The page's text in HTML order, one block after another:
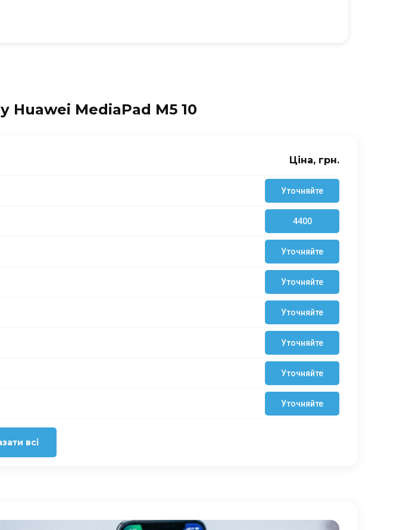
Huawei MediaPad M5 10
Ціна, грн.
Уточняйте
4400
Уточняйте
Уточняйте
Уточняйте
Уточняйте
Уточняйте
Уточняйте
всі